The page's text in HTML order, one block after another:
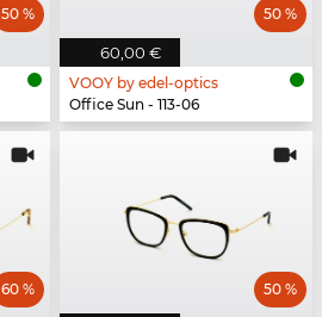
50 %
60,00 €
50 %
VOOY by edel-optics
Office Sun - 113-06
60 % 50 %